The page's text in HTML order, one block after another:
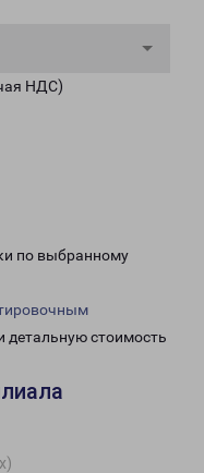
НДС)
по выбранному
детальную стоимость